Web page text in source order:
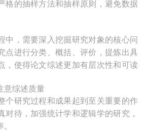
格的抽样方法和抽样原则，避免数据
中，需要深入挖掘研究对象的核心问
点进行分类、概括、评价，提炼出具
，使得论文综述更加有层次性和可读
意综述质量
个研究过程和成果起到至关重要的作
对待，加强统计学和逻辑学的研究，